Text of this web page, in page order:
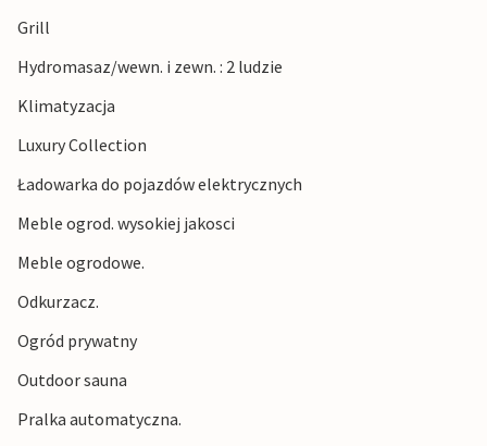
Grill
Hydromasaz/wewn. i zewn. : 2 ludzie
Klimatyzacja
Luxury Collection
Ładowarka do pojazdów elektrycznych
Meble ogrod. wysokiej jakosci
Meble ogrodowe.
Odkurzacz.
Ogród prywatny
Outdoor sauna
Pralka automatyczna.